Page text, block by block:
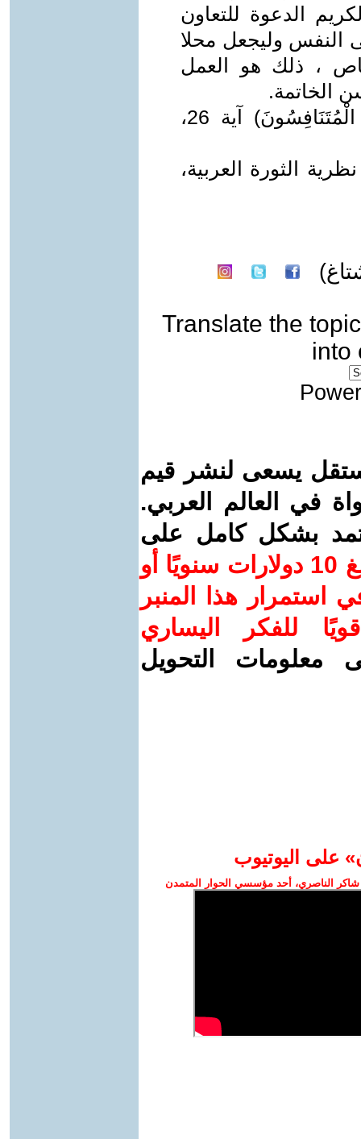
الدعوة للتعاون
النفس وليجعل محلا
، ذلك هو العمل
الخاتمة.
(خِتَامُهُ مِسْكٌ ۚ وَفِي ذَٰلِكَ فَلْيَتَنَافَسِ الْمُتَنَافِسُونَ) آية 26،
الثورة العربية،
Translate the topic
into
يسعى لنشر قيم
في العالم العربي.
بشكل كامل على
ساهم/ي معنا! بدعمكم بمبلغ 10 دولارات سنويًا أو
استمرار هذا المنبر
للفكر اليساري
معلومات التحويل
على اليوتيوب
الناصري، أحد مؤسسي الحوار المتمدن